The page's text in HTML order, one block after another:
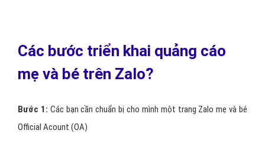
Các bước triển khai quảng cáo
mẹ và bé trên Zalo?
Bước 1: Các bạn cần chuẩn bị cho mình một trang Zalo mẹ và bé
Official Acount (OA)